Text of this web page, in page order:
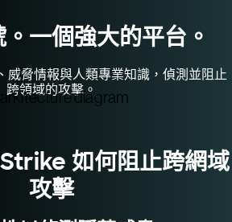
一個強大的平台。
威脅情報與人類專業知識，偵測並阻止
跨領域的攻擊。
如何阻止跨網域
攻擊